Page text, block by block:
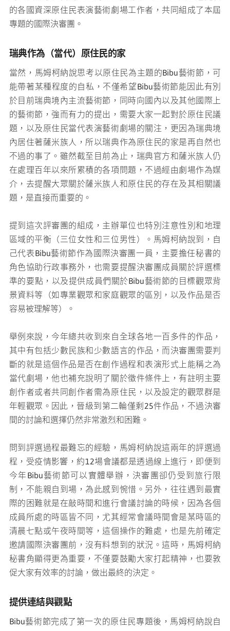
的各國資深原住民表演藝術劇場工作者，共同組成了本屆
專題的國際決審團。
瑞典作為（當代）原住民的家
當然，馬姆柯納說思考以原住民為主題的Bibu藝術節，可
能帶著某種程度的自私，不僅希望Bibu藝術節能因此有別
於目前瑞典境內主流藝術節，同時向國內以及其他國際上
的藝術節，強而有力的提出，需要大家一起對於原住民議
題，以及原住民當代表演藝術劇場的關注，更因為瑞典境
內居住著薩米族人，所以瑞典作為原住民的家是再自然也
不過的事了。雖然截至目前為止，瑞典官方和薩米族人仍
在處理百年以來所累積的各項問題，不過經由劇場作為媒
介，去提醒大眾關於薩米族人和原住民的存在及其相關議
題，是直接而重要的。
提到這次評審團的組成，主辦單位也特別注意性別和地理
區域的平衡（三位女性和三位男性）。馬姆柯納說到，自
己代表Bibu藝術節作為國際決審團一員，主要擔任秘書的
角色協助行政事務外，也需要提醒決審團成員關於評選標
準的要點，以及提供成員們關於Bibu藝術節的目標觀眾背
景資料等（如專業觀眾和家庭觀眾的區別，以及作品是否
容易被理解等）。
舉例來說，今年總共收到來自全球各地一百多件的作品，
其中有包括少數民族和少數語言的作品，而決審團需要判
斷的就是這個作品是否在創作過程和表演形式上能稱之為
當代劇場，他也補充說明了關於徵件條件上，有註明主要
創作者或者共同創作者需為原住民，以及設定的觀眾群是
年輕觀眾。因此，晉級到第二輪僅剩25件作品，不過決審
間的討論和選擇仍然非常激烈和困難。
問到評選過程最難忘的經驗，馬姆柯納說這兩年的評選過
程，受疫情影響，約12場會議都是透過線上進行，即便到
今年Bibu藝術節可以實體舉辦，決審團卻仍受到旅行限
制，不能親自到場，為此感到惋惜。另外，往往遇到最實
際的困難就是在敲時間和進行會議討論的時候，因為各個
成員所處的時區皆不同，尤其經常會議時間會是某時區的
清晨七點或午夜時間等，這個操作的難處，也是先前確定
邀請國際決審團前，沒有料想到的狀況。這時，馬姆柯納
秘書角顯得更為重要，不僅要鼓勵大家打起精神，也要敦
促大家有效率的討論，做出最終的決定。
提供連結與觀點
Bibu藝術節完成了第一次的原住民專題後，馬姆柯納說自